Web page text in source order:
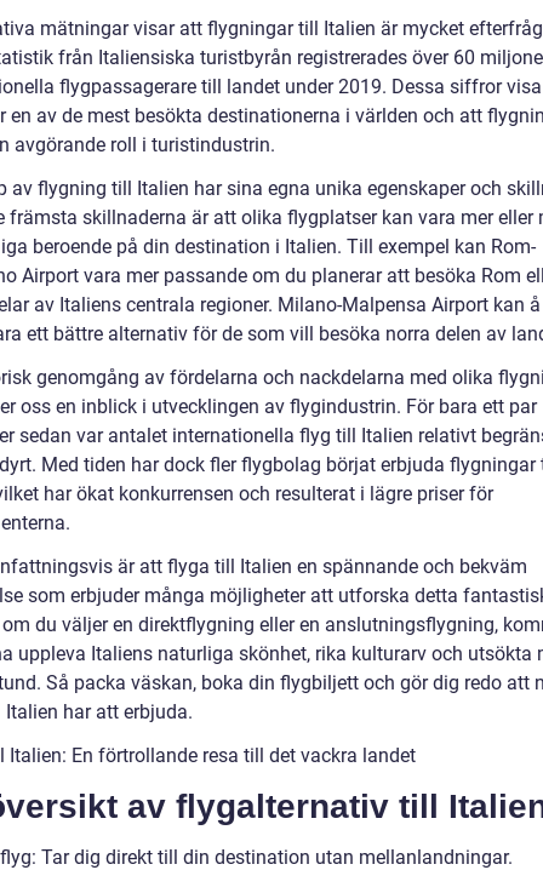
mätningar visar att flygningar till Italien är mycket
från Italiensiska turistbyrån registrerades över 60
flygpassagerare till landet under 2019. Dessa siffror
en av de mest besökta destinationerna i världen och att
avgörande roll i turistindustrin.
av flygning till Italien har sina egna unika egenskaper och
främsta skillnaderna är att olika flygplatser kan vara mer eller
beroende på din destination i Italien. Till exempel kan Rom-
Airport vara mer passande om du planerar att besöka Rom
av Italiens centrala regioner. Milano-Malpensa Airport kan
ett bättre alternativ för de som vill besöka norra delen av
genomgång av fördelarna och nackdelarna med olika
oss en inblick i utvecklingen av flygindustrin. För bara ett par
sedan var antalet internationella flyg till Italien relativt
Med tiden har dock fler flygbolag börjat erbjuda flygningar
har ökat konkurrensen och resulterat i lägre priser för
är att flyga till Italien en spännande och bekväm
som erbjuder många möjligheter att utforska detta
du väljer en direktflygning eller en anslutningsflygning,
uppleva Italiens naturliga skönhet, rika kulturarv och utsökta
Så packa väskan, boka din flygbiljett och gör dig redo att
har att erbjuda.
Italien: En förtrollande resa till det vackra landet
av flygalternativ till
Tar dig direkt till din destination utan mellanlandningar.